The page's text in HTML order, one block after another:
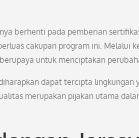
berhenti pada pemberian
cakupan program ini. Melalui
untuk menciptakan
dapat tercipta
merupakan pijakan utama